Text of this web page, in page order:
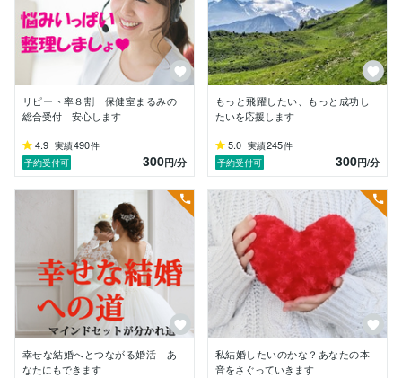
看護師には成れないから、進路を微調整して保健師にな
りました。
保健師の仕事は、比較的自分に合っていると感じていた
結婚・子育て等で中断はしましたが、合計20年もの長
い間
働かせて頂きました。
保健師として私が一番やりがいを感じていた仕事は、
１対１でお話を聴かせて頂くことでした。
うつの話、パワハラの話、病気の話、LGBT（性）の
離婚の話、子供の話、などなど
ありがたいことに、
私の前で泣いて下さる人や（感情を出せたという良い意
味）
「安心した」
「スッキリした」
「元気が出てきた」
等のお声を沢山頂きました。
リピート率８割 保健室まるみの
総合受付 安心します
4.9 実績490件
予約受付可
300円/分
もっと飛躍したい、もっと成功し
たいを応援します
5.0 実績245件
予約受付可
300円/分
幸せな結婚へとつながる婚活 あ
なたにもできます
私結婚したいのかな？あなたの本
音をさぐっていきます